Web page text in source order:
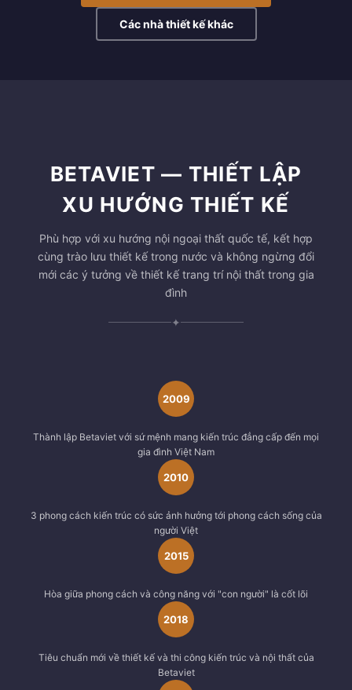
Các nhà thiết kế khác
BETAVIET — THIẾT LẬP
XU HƯỚNG THIẾT KẾ
Phù hợp với xu hướng nội ngoại thất quốc tế, kết hợp
cùng trào lưu thiết kế trong nước và không ngừng đổi
mới các ý tưởng về thiết kế trang trí nội thất trong gia
đình
✦
2009
Thành lập Betaviet với sứ mệnh mang kiến trúc đẳng cấp đến mọi
gia đình Việt Nam
2010
3 phong cách kiến trúc có sức ảnh hưởng tới phong cách sống của
người Việt
2015
Hòa giữa phong cách và công năng với "con người" là cốt lõi
2018
Tiêu chuẩn mới về thiết kế và thi công kiến trúc và nội thất của
Betaviet